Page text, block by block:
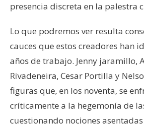
presencia discreta en la palestra
Lo que podremos ver resulta
cauces que estos creadores han
años de trabajo. Jenny jaramillo,
Rivadeneira, Cesar Portilla y
figuras que, en los noventa, se
críticamente a la hegemonía de
cuestionando nociones